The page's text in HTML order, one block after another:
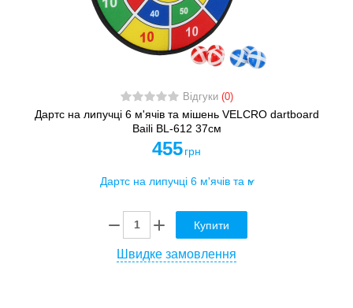
Відгуки (0)
Дартс на липучці 6 м'ячів та мішень VELCRO dartboard
Baili BL-612 37cм
455 грн
Купити
Швидке замовлення